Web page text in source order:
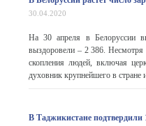
30.04.2020
На 30 апреля в Белоруссии
выздоровели – 2 386. Несмотря
скопления людей, включая
духовник крупнейшего в стране
В Таджикистане подтвердили